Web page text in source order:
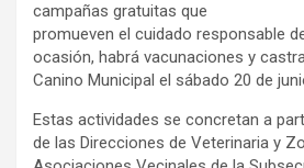
campañas gratuitas que
promueven el cuidado responsable
ocasión, habrá vacunaciones y
Canino Municipal el sábado 20 de
Estas actividades se concretan a
de las Direcciones de Veterinaria y